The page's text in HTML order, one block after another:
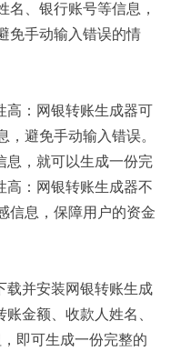
名、银行账号等信息，
免手动输入错误的情
高：网银转账生成器可
，避免手动输入错误。
息，就可以生成一份完
高：网银转账生成器不
信息，保障用户的资金
载并安装网银转账生成
金额、收款人姓名、
即可生成一份完整的